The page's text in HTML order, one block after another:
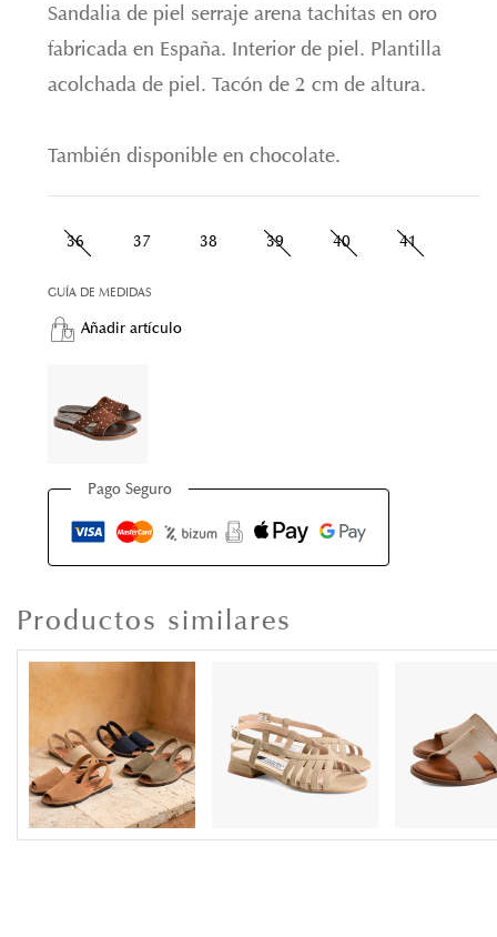
Sandalia de piel serraje arena tachitas en oro
fabricada en España. Interior de piel. Plantilla
acolchada de piel. Tacón de 2 cm de altura.
También disponible en chocolate.
36 37 38 39 40 41
GUÍA DE MEDIDAS
Añadir artículo
Pago Seguro
Productos similares